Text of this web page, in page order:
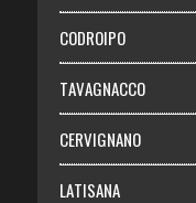
Necrologie
Chi siamo
Abbonati
Login
CODROIPO
TAVAGNACCO
CERVIGNANO
LATISANA